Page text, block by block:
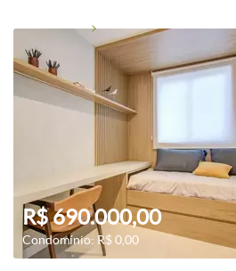
R$ 690.000,00
Condomínio: R$ 0,00